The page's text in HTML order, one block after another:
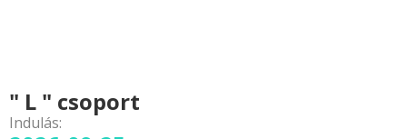
" L " csoport
Indulás: